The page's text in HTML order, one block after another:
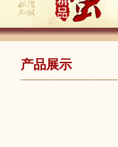
产品展示